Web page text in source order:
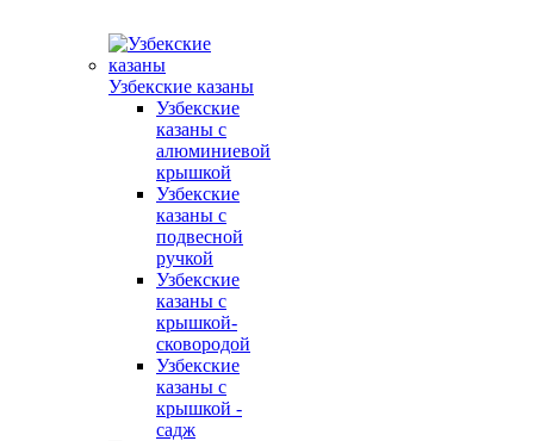
Узбекские казаны
Узбекские
казаны с
алюминиевой
крышкой
Узбекские
казаны с
подвесной
ручкой
Узбекские
казаны с
крышкой-
сковородой
Узбекские
казаны с
крышкой -
садж